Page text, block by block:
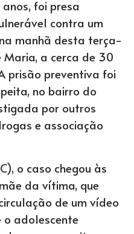
foi presa
contra um
manhã desta terça-
Maria, a cerca de 30
prisão preventiva foi
no bairro do
por outros
e associação
o caso chegou às
da vítima, que
de um vídeo
o adolescente